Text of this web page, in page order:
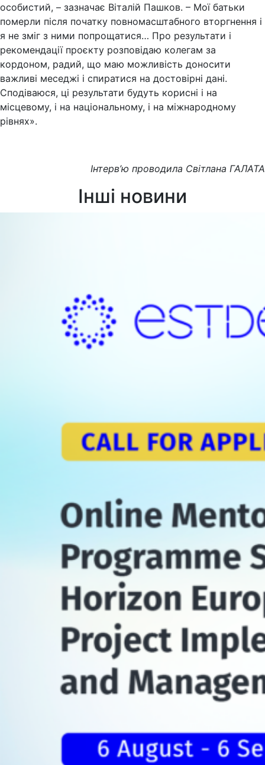
особистий, – зазначає Віталій Пашков. – Мої батьки
померли після початку повномасштабного вторгнення і
я не зміг з ними попрощатися… Про результати і
рекомендації проєкту розповідаю колегам за
кордоном, радий, що маю можливість доносити
важливі меседжі і спиратися на достовірні дані.
Сподіваюся, ці результати будуть корисні і на
місцевому, і на національному, і на міжнародному
рівнях».
Інтерв’ю проводила Світлана ГАЛАТА
Інші новини